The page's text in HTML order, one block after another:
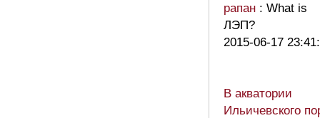
рапан : What is
ЛЭП?
2015-06-17
В акватории
Ильичевского